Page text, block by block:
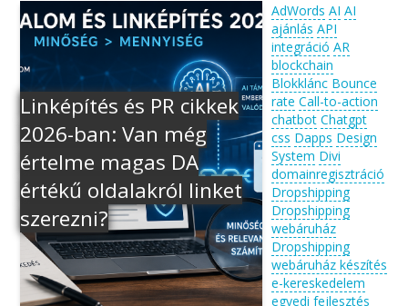
Linképítés és PR cikkek
2026-ban: Van még
értelme magas DA
értékű oldalakról linket
szerezni?
AdWords AI AI
ajánlás API
integráció AR
blockchain
Blokklánc Bounce
rate Call-to-action
chatbot Chatgpt
css Dapps Design
System Divi
domainregisztráció
Dropshipping
Dropshipping
webáruház
Dropshipping
webáruház készítés
e-kereskedelem
egyedi fejlesztés